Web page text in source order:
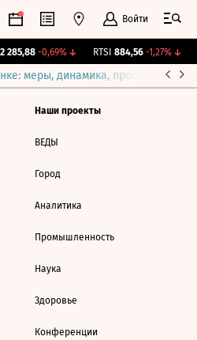
Войти
285,88 -0,69%↓ RTSI 884,56 -1,27%↓
меры, динамика, прогнозы
Наши проекты
ВЕДЫ
Город
Аналитика
Промышленность
Наука
Здоровье
Конференции